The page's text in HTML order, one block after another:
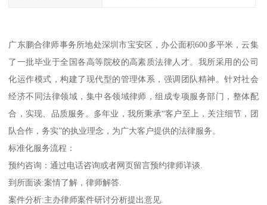
广东鹏合律师事务所地处深圳市宝安区，办公面积600多平米，云集
了一批毕业于全国各高等院校的高素质法律人才。我所采用的公司
化运作模式，构建了现代型的管理体系，强调团队精神。针对社会
经济不同法律领域，集中各领域律师，组成专项服务部门，整体配
合，实现、品质服务。多年业，我所秉承“客户至上，关注细节，团
队合作，务实”的执业理念，为广大客户提供的法律服务。
标准化服务流程：
预约咨询：通过电话咨询或者网页留言预约律师详谈.
到所面谈:案情了解，律师解答.
案件分析:主办律师案件研讨分析提出意见.